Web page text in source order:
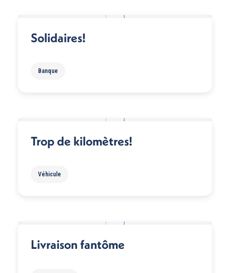
Solidaires!
Banque
Trop de kilomètres!
Véhicule
Livraison fantôme